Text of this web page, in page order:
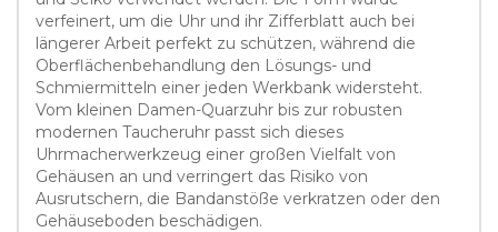
verfeinert, um die Uhr und ihr Zifferblatt auch bei
längerer Arbeit perfekt zu schützen, während die
Oberflächenbehandlung den Lösungs- und
Schmiermitteln einer jeden Werkbank widersteht.
Vom kleinen Damen-Quarzuhr bis zur robusten
modernen Taucheruhr passt sich dieses
Uhrmacherwerkzeug einer großen Vielfalt von
Gehäusen an und verringert das Risiko von
Ausrutschern, die Bandanstöße verkratzen oder den
Gehäuseboden beschädigen.